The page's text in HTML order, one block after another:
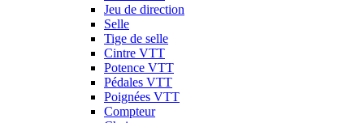
Jeu de direction
Selle
Tige de selle
Cintre VTT
Potence VTT
Pédales VTT
Poignées VTT
Compteur